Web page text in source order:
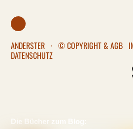
ANDERSTER · © COPYRIGHT & AGB
DATENSCHUTZ
Die Bücher zum Blog: